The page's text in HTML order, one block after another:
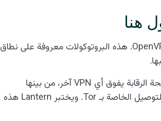
تعتمد معظم الـ VPN على بروتوكول واحد، عادةً WireGuard أو OpenVPN. هذه البروتوكولات معروفة على نطاق
يسلك Lantern مساراً مختلفاً. فهو يدعم عدداً من بروتوكولات مكافحة الرقابة يفوق أي VPN آخر، من بينها
Shadowsocks وVLESS وHysteria 2 وبروتوكولات النقل القابلة للتوصيل الخاصة بـ Tor. ويختبر Lantern هذه